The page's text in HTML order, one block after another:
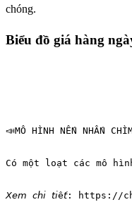
chóng.
Biểu đồ giá hàng
📣MÔ HÌNH NẾN NHẤN
Có một loạt các mô
𝘟𝘦𝘮 𝘤𝘩𝘪 𝘵𝘪ế𝘵: https://